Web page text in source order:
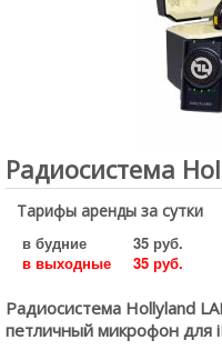
Радиосистема
Тарифы аренды за сутки
в будние
35 руб.
в выходные
35 руб.
Радиосистема Hollyland
петличный микрофон для